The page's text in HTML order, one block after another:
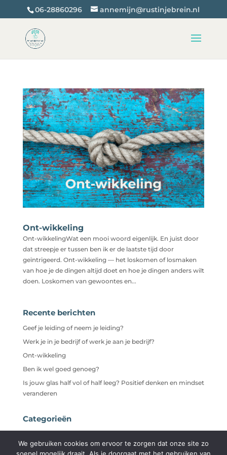
06-28860296 annemijn@rustinjebrein.nl
Ont-wikkeling
Ont-wikkelingWat een mooi woord eigenlijk. En juist door
dat streepje er tussen ben ik er de laatste tijd door
geïntrigeerd. Ont-wikkeling — het loskomen of losmaken
van hoe je de dingen altijd doet en hoe je dingen anders wilt
doen. Loskomen van gewoontes en...
Recente berichten
Geef je leiding of neem je leiding?
Werk je in je bedrijf of werk je aan je bedrijf?
Ont-wikkeling
Ben ik wel goed genoeg?
Is jouw glas half vol of half leeg? Positief denken en mindset
veranderen
Categorieën
We gebruiken cookies om ervoor te zorgen dat onze site zo